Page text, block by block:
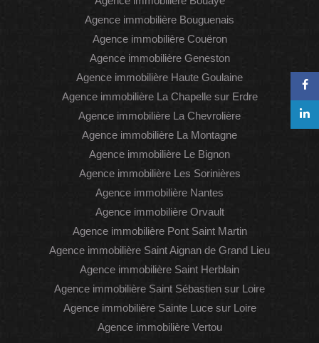
Agence immobilière Bouguenais
Agence immobilière Couëron
Agence immobilière Geneston
Agence immobilière Haute Goulaine
Agence immobilière La Chapelle sur Erdre
Agence immobilière La Chevrolière
Agence immobilière La Montagne
Agence immobilière Le Bignon
Agence immobilière Les Sorinières
Agence immobilière Nantes
Agence immobilière Orvault
Agence immobilière Pont Saint Martin
Agence immobilière Saint Aignan de Grand Lieu
Agence immobilière Saint Herblain
Agence immobilière Saint Sébastien sur Loire
Agence immobilière Sainte Luce sur Loire
Agence immobilière Vertou